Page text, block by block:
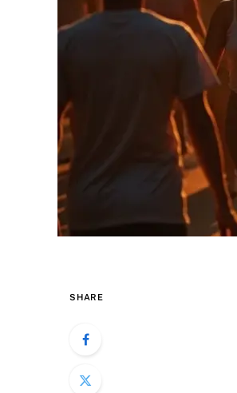
SHARE